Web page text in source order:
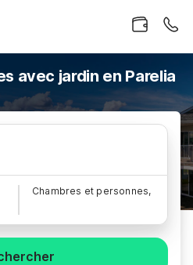
avec jardin en Parelia
Chambres et personnes,